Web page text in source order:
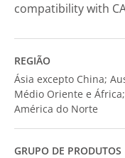
compatibility with
REGIÃO
Ásia excepto China;
Médio Oriente e
América do Norte
GRUPO DE PRODUTOS